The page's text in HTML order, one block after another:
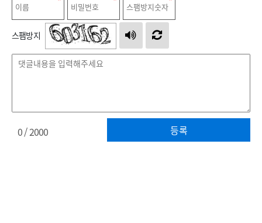
스팸방지
등록
0/ 2000